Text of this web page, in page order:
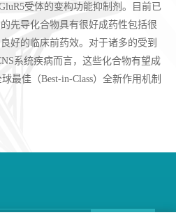
受体的变构功能抑制剂。目前已
先导化合物具有很好成药性包括很
好的临床前药效。对于诸多的受到
系统疾病而言，这些化合物有望成
最佳（Best-in-Class）全新作用机制